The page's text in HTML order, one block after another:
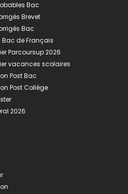
Bac
Brevet
Bac
Bac de Français
Parcoursup 2026
vacances scolaires
Post Bac
Post Collège
2026